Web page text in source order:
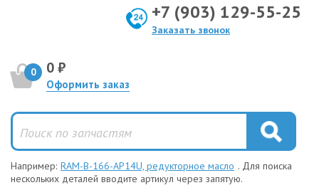
+7 (903) 129-55-25
Заказать звонок
0 0 ₽
Оформить заказ
Например: RAM-B-166-AP14U, редукторное масло . Для поиска
нескольких деталей вводите артикул через запятую.